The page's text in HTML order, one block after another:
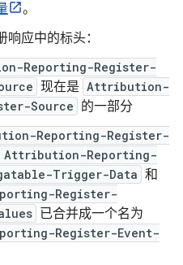
。
应中的标头：
Reporting-Register-
现在是 Attribution-
Source 的一部分
Reporting-Register-
Reporting-
Trigger-Data 和
Register-
已合并成一个名为
Register-Event-